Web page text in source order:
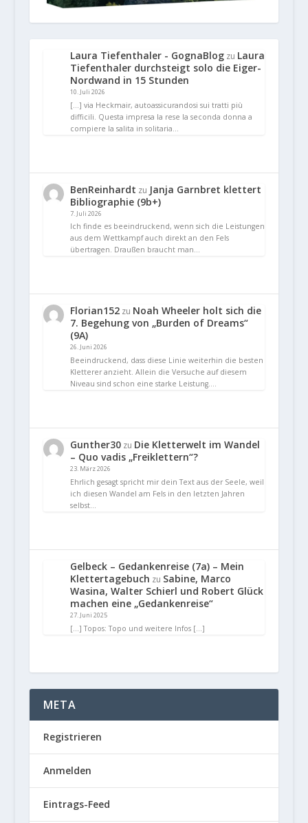
Laura Tiefenthaler - GognaBlogzu Laura
Tiefenthaler durchsteigt solo die Eiger-
Nordwand in 15 Stunden
10. Juli 2026
[…] via Heckmair, autoassicurandosi sui tratti più
difficili. Questa impresa la rese la seconda donna a
compiere la salita in solitaria…
BenReinhardt zu Janja Garnbret klettert
Bibliographie (9b+)
7. Juli 2026
Ich finde es beeindruckend, wenn sich die Leistungen
aus dem Wettkampf auch direkt an den Fels
übertragen. Draußen braucht man…
Florian152zu Noah Wheeler holt sich die
7. Begehung von „Burden of Dreams“
(9A)
26. Juni 2026
Beeindruckend, dass diese Linie weiterhin die besten
Kletterer anzieht. Allein die Versuche auf diesem
Niveau sind schon eine starke Leistung.…
Gunther30zu Die Kletterwelt im Wandel
– Quo vadis „Freiklettern“?
23. März 2026
Ehrlich gesagt spricht mir dein Text aus der Seele, weil
ich diesen Wandel am Fels in den letzten Jahren
selbst…
Gelbeck – Gedankenreise (7a) – Mein
Klettertagebuch zu Sabine, Marco
Wasina, Walter Schierl und Robert Glück
machen eine „Gedankenreise“
27. Juni 2025
[…] Topos: Topo und weitere Infos […]
META
Registrieren
Anmelden
Eintrags-Feed